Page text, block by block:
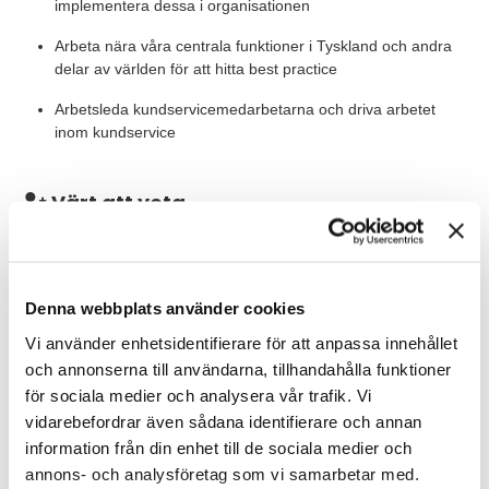
Denna webbplats använder cookies
Vi använder enhetsidentifierare för att anpassa innehållet
och annonserna till användarna, tillhandahålla funktioner
för sociala medier och analysera vår trafik. Vi
vidarebefordrar även sådana identifierare och annan
information från din enhet till de sociala medier och
annons- och analysföretag som vi samarbetar med.
implementera dessa i organisationen
Arbeta nära våra centrala funktioner i Tyskland och andra
delar av världen för att hitta best practice
Arbetsleda kundservicemedarbetarna och driva arbetet
inom kundservice
Värt att veta
Vi är 12 personer på Optibelt Skandinaviska AB varav 4 som
personalansvar.
Våra förväntningar
Vi söker dig som har erfarenhet av kundservice (B2B). Du är
van att arbeta med hela orderflödet och har erfarenhet som
ledare. Du gillar att ha nära kontakt med dina kunder. Du
också internationella kontakter. Därför är goda kunskaper i